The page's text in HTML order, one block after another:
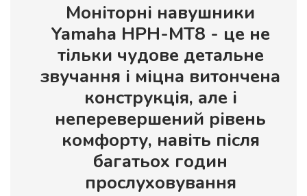
Моніторні навушники
Yamaha HPH-MT8 - це не
тільки чудове детальне
звучання і міцна витончена
конструкція, але і
неперевершений рівень
комфорту, навіть після
багатьох годин
прослуховування